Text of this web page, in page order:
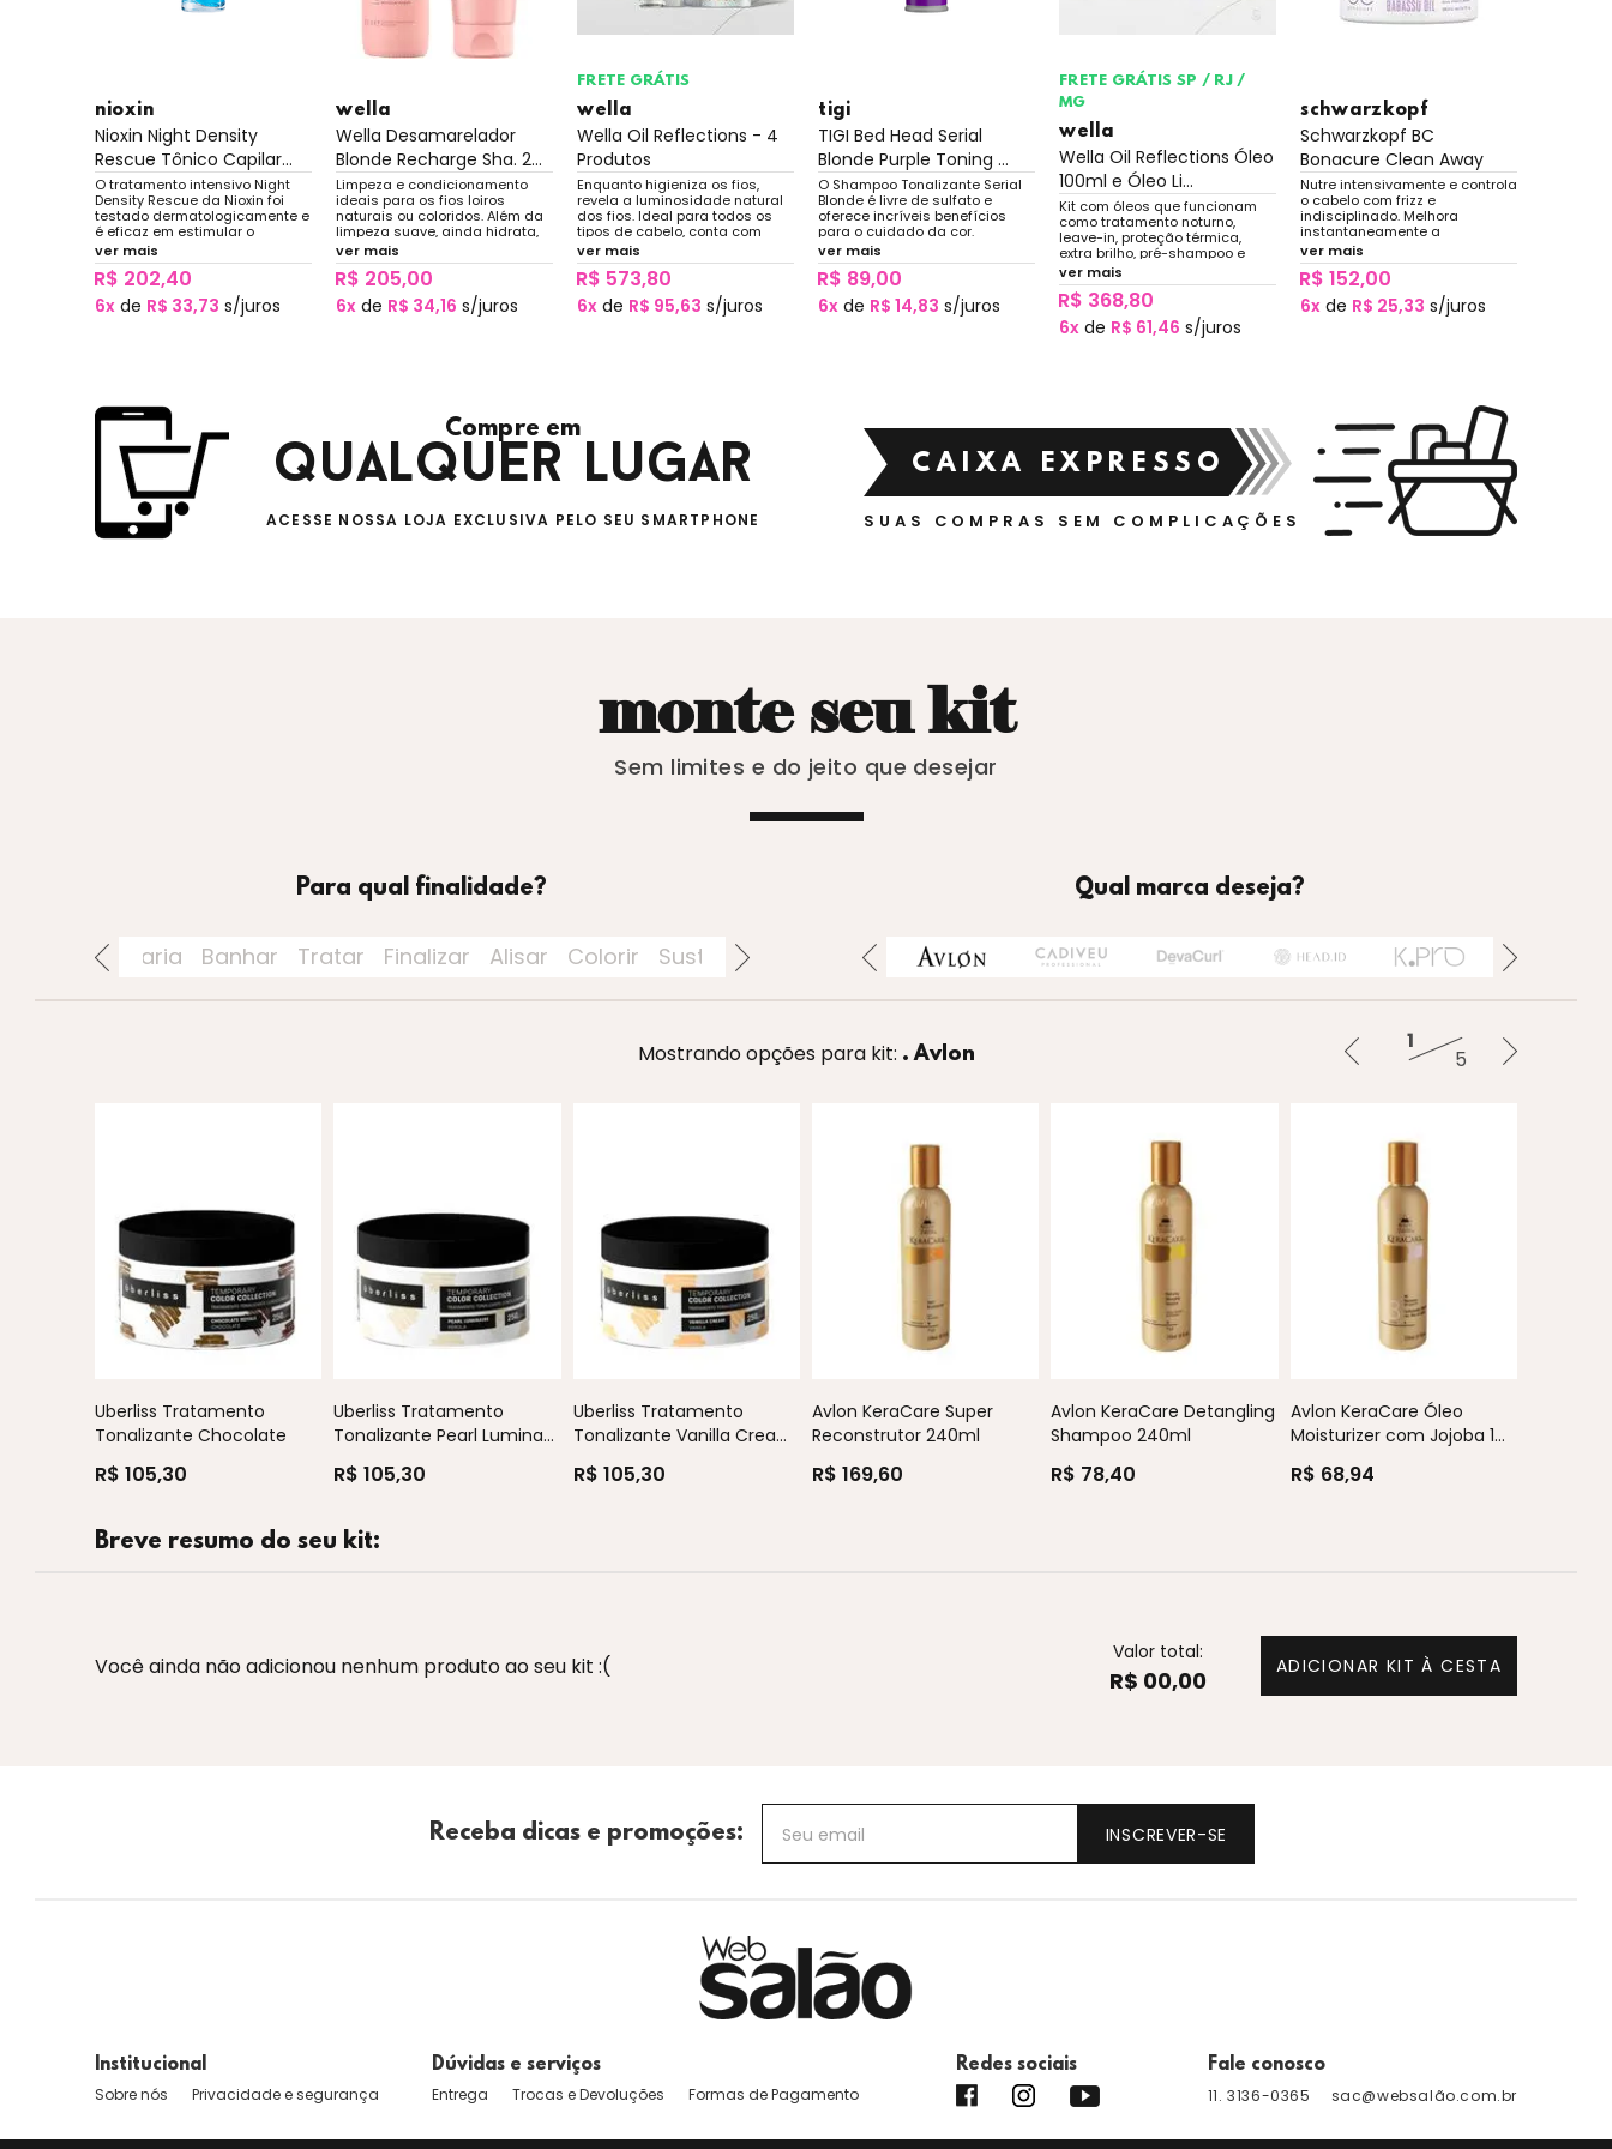
nioxin
Nioxin Night Density
Rescue Tônico Capilar...
O tratamento intensivo Night
Density Rescue da Nioxin foi
testado dermatologicamente e
é eficaz em estimular o
aumento da densidade capilar,
reduzindo a queda de cabelo
associada à oxidação da
superfície do couro cabeludo.
ver mais
R$ 202,40
6x de R$ 33,73 s/juros
wella
Wella Desamarelador
Blonde Recharge Sha. 2...
Limpeza e condicionamento
ideais para os fios loiros
naturais ou coloridos. Além da
limpeza suave, ainda hidrata,
realça o brilho natural, remove
os tons amarelados e propicia
maciez ao toque.
ver mais
R$ 205,00
6x de R$ 34,16 s/juros
FRETE GRÁTIS
wella
Wella Oil Reflections - 4
Produtos
Enquanto higieniza os fios,
revela a luminosidade natural
dos fios. Ideal para todos os
tipos de cabelo, conta com
extrato de chá branco para
garantir brilho, além de óleos
que propiciam maciez.
ver mais
R$ 573,80
6x de R$ 95,63 s/juros
tigi
TIGI Bed Head Serial
Blonde Purple Toning ...
O Shampoo Tonalizante Serial
Blonde é livre de sulfato e
oferece incríveis benefícios
para o cuidado da cor.
ver mais
R$ 89,00
6x de R$ 14,83 s/juros
FRETE GRÁTIS SP / RJ /
MG
wella
Wella Oil Reflections Óleo
100ml e Óleo Li...
Kit com óleos que funcionam
como tratamento noturno,
leave-in, proteção térmica,
extra brilho, pré-shampoo e
pré-tratamento para processos
químicos. Finalização nutritiva
para os cabelos.
ver mais
R$ 368,80
6x de R$ 61,46 s/juros
schwarzkopf
Schwarzkopf BC
Bonacure Clean Away
Babassu...
Nutre intensivamente e controla
o cabelo com frizz e
indisciplinado. Melhora
instantaneamente a
maleabilidade e promove brilho
intenso.
ver mais
R$ 152,00
6x de R$ 25,33 s/juros
Compre em
qualquer lugar
ACESSE NOSSA LOJA EXCLUSIVA PELO SEU SMARTPHONE
CAIXA EXPRESSO
SUAS COMPRAS SEM COMPLICAÇÕES
monte seu kit
Sem limites e do jeito que desejar
Para qual finalidade?
Perfumaria Banhar Tratar Finalizar Alisar Colorir Sustentáveis Acessórios Perfumaria Banhar Tratar Finalizar Alisar
Qual marca deseja?
Mostrando opções para kit: . Avlon
1
5
Uberliss Tratamento
Tonalizante Chocolate
Ro...
R$ 105,30
Uberliss Tratamento
Tonalizante Pearl Lumina...
R$ 105,30
Uberliss Tratamento
Tonalizante Vanilla Crea...
R$ 105,30
Avlon KeraCare Super
Reconstrutor 240ml
R$ 169,60
Avlon KeraCare Detangling
Shampoo 240ml
R$ 78,40
Avlon KeraCare Óleo
Moisturizer com Jojoba 1...
R$ 68,94
Breve resumo do seu kit:
Você ainda não adicionou nenhum produto ao seu kit :(
Valor total:
R$ 00,00 ADICIONAR KIT À CESTA
Receba dicas e promoções: INSCREVER-SE
Institucional
Sobre nós Privacidade e segurança
Dúvidas e serviços
Entrega Trocas e Devoluções Formas de Pagamento
Redes sociais Fale conosco
11. 3136-0365 sac@websalão.com.br